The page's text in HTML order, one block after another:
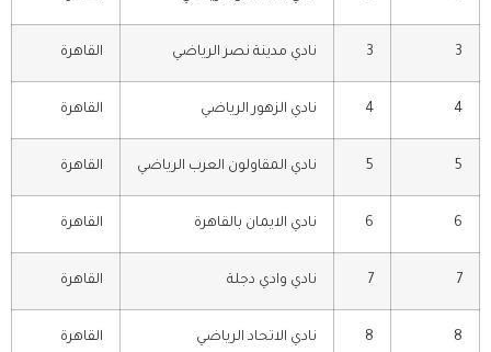
3
3 نادي مدينة نصر الرياضي القاهرة
4
4 نادي الزهور الرياضي القاهرة
5
5 نادي المقاولون العرب الرياضي القاهرة
6
6 نادي الايمان بالقاهرة القاهرة
7
7 نادي وادي دجلة القاهرة
8
8 نادي الاتحاد الرياضي القاهرة